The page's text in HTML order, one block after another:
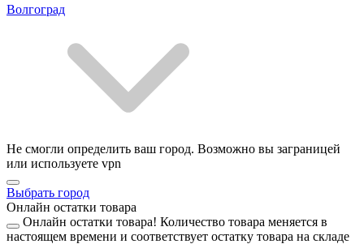
Волгоград
Не смогли определить ваш город. Возможно вы заграницей
или используете vpn
Выбрать город
Онлайн остатки товара
Онлайн остатки товара! Количество товара меняется в
настоящем времени и соответствует остатку товара на складе